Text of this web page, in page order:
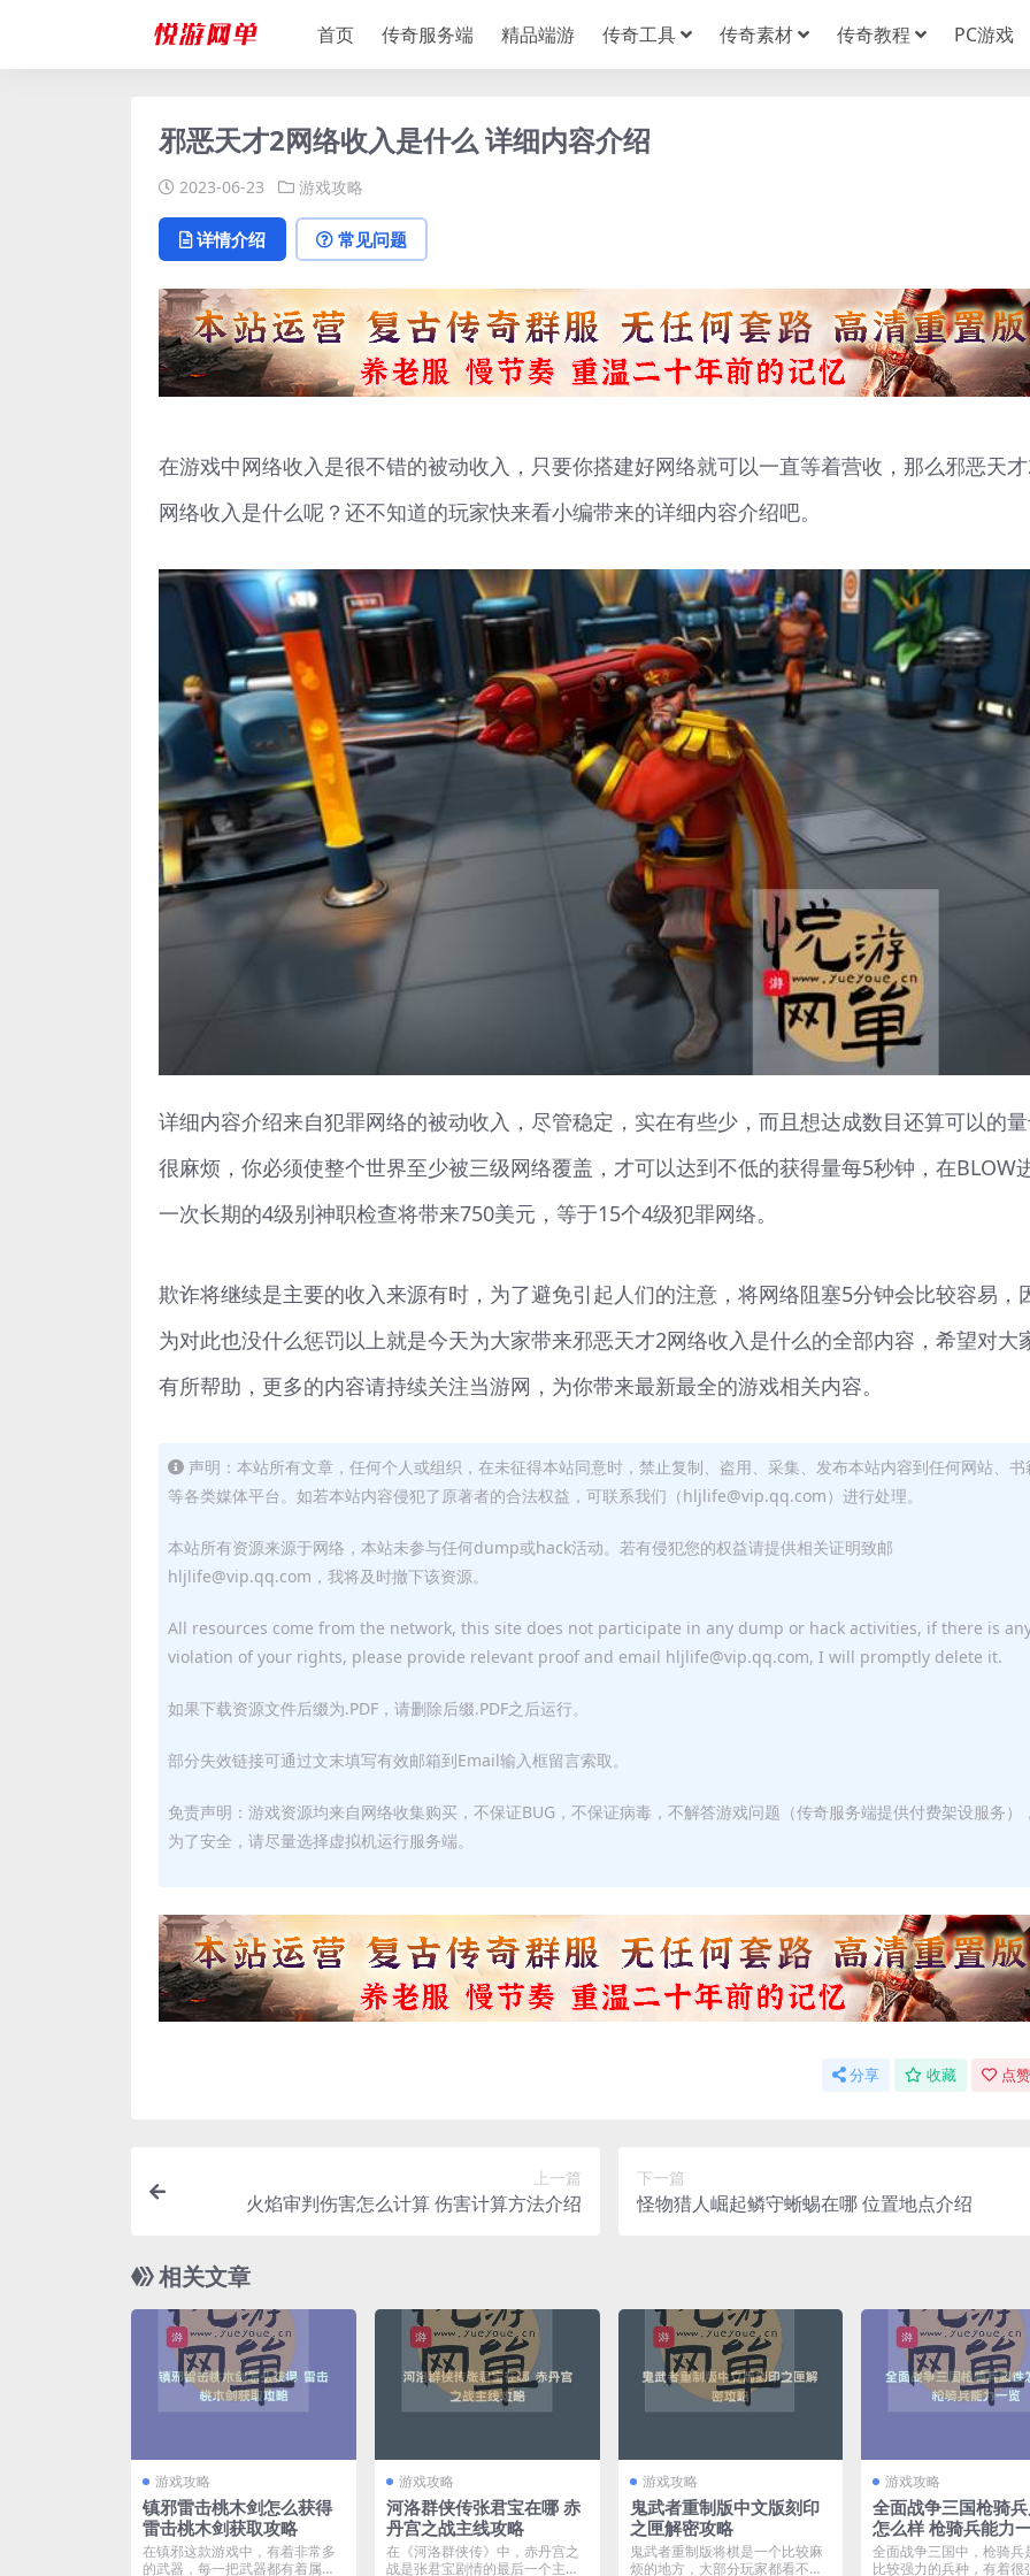
首页 传奇服务端 精品端游 传奇工具 传奇素材 传奇教程 PC游戏
邪恶天才2网络收入是什么 详细内容介绍
2023-06-23 游戏攻略
详情介绍 常见问题
在游戏中网络收入是很不错的被动收入，只要你搭建好网络就可以一直等着营收，那么邪恶天
网络收入是什么呢？还不知道的玩家快来看小编带来的详细内容介绍吧。
详细内容介绍来自犯罪网络的被动收入，尽管稳定，实在有些少，而且想达成数目还算可以的
很麻烦，你必须使整个世界至少被三级网络覆盖，才可以达到不低的获得量每5秒钟，在BLOW
一次长期的4级别神职检查将带来750美元，等于15个4级犯罪网络。
欺诈将继续是主要的收入来源有时，为了避免引起人们的注意，将网络阻塞5分钟会比较容易，
为对此也没什么惩罚以上就是今天为大家带来邪恶天才2网络收入是什么的全部内容，希望对大
有所帮助，更多的内容请持续关注当游网，为你带来最新最全的游戏相关内容。
声明：本站所有文章，任何个人或组织，在未征得本站同意时，禁止复制、盗用、采集、发布本站内容到任何网站、书
等各类媒体平台。如若本站内容侵犯了原著者的合法权益，可联系我们（hljlife@vip.qq.com）进行处理。
本站所有资源来源于网络，本站未参与任何dump或hack活动。若有侵犯您的权益请提供相关证明致邮
hljlife@vip.qq.com，我将及时撤下该资源。
All resources come from the network, this site does not participate in any dump or hack activities, if there is
violation of your rights, please provide relevant proof and email hljlife@vip.qq.com, I will promptly delete it.
如果下载资源文件后缀为.PDF，请删除后缀.PDF之后运行。
部分失效链接可通过文末填写有效邮箱到Email输入框留言索取。
免责声明：游戏资源均来自网络收集购买，不保证BUG，不保证病毒，不解答游戏问题（传奇服务端提供付费架设服务）
为了安全，请尽量选择虚拟机运行服务端。
分享 收藏 点
上一篇
火焰审判伤害怎么计算 伤害计算方法介绍
下一篇
怪物猎人崛起鳞守蜥蜴在哪 位置地点介绍
相关文章
游戏攻略
镇邪雷击桃木剑怎么获得
雷击桃木剑获取攻略
在镇邪这款游戏中，有着非常多
的武器，每一把武器都有着属于
游戏攻略
河洛群侠传张君宝在哪 赤
丹宫之战主线攻略
在《河洛群侠传》中，赤丹宫之
战是张君宝剧情的最后一个主线
游戏攻略
鬼武者重制版中文版刻印
之匣解密攻略
鬼武者重制版将棋是一个比较麻
烦的地方，大部分玩家都看不懂
游戏攻略
全面战争三国枪骑
怎么样 枪骑兵能力
全面战争三国中，枪骑兵
比较强力的兵种，有着很